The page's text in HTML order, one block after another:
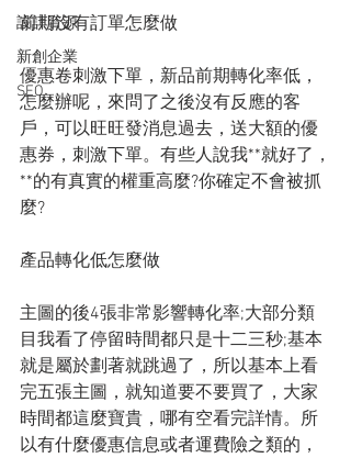
設計資源
新創企業
SEO
前期沒有訂單怎麼做
優惠卷刺激下單，新品前期轉化率低，
怎麼辦呢，來問了之後沒有反應的客
戶，可以旺旺發消息過去，送大額的優
惠券，刺激下單。有些人說我**就好了，
**的有真實的權重高麼?你確定不會被抓
麼?
產品轉化低怎麼做
主圖的後4張非常影響轉化率;大部分類
目我看了停留時間都只是十二三秒;基本
就是屬於劃著就跳過了，所以基本上看
完五張主圖，就知道要不要買了，大家
時間都這麼寶貴，哪有空看完詳情。所
以有什麼優惠信息或者運費險之類的，